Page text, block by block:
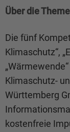
Über die
Die fünf
Klimaschutz“,
Klimaschutz-
Württemberg
kostenfreie